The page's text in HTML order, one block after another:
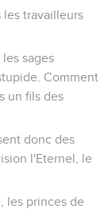
les travailleurs
sages
Comment
un fils des
donc des
l'Eternel, le
les princes de